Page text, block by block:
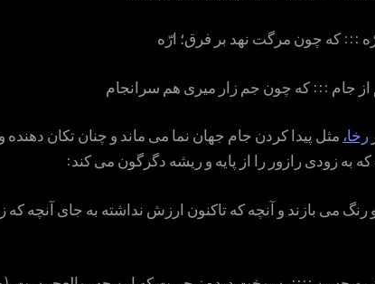
::: که چون مرگت نهد بر فرق؛ ارّه
جام ::: که چون جم زار میری هم سرانجام
رخا، مثل پیدا کردن جام جهان نما می ماند و چنان تکان دهنده و
به زودی رازور را از پایه و ریشه دگرگون می کند:
می بازند و آنچه که تاکنون ارزش نداشته به جای آنچه که